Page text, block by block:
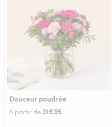
Douceur poudrée
À partir de 31€95